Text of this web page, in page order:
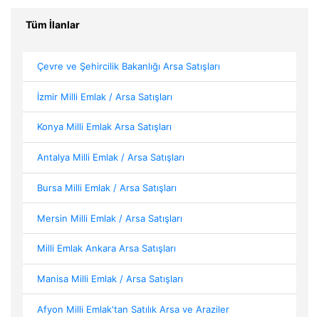
Tüm İlanlar
Çevre ve Şehircilik Bakanlığı Arsa Satışları
İzmir Milli Emlak / Arsa Satışları
Konya Milli Emlak Arsa Satışları
Antalya Milli Emlak / Arsa Satışları
Bursa Milli Emlak / Arsa Satışları
Mersin Milli Emlak / Arsa Satışları
Milli Emlak Ankara Arsa Satışları
Manisa Milli Emlak / Arsa Satışları
Afyon Milli Emlak'tan Satılık Arsa ve Araziler